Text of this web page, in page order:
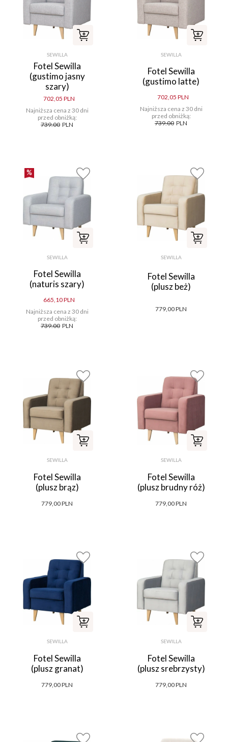
SEWILLA
Fotel Sewilla
(gustimo jasny
szary)
702,05 PLN
Najniższa cena z 30 dni
przed obniżką:
739.00 PLN
SEWILLA
Fotel Sewilla
(gustimo latte)
702,05 PLN
Najniższa cena z 30 dni
przed obniżką:
739.00 PLN
SEWILLA
Fotel Sewilla
(naturis szary)
665,10 PLN
Najniższa cena z 30 dni
przed obniżką:
739.00 PLN
SEWILLA
Fotel Sewilla
(plusz beż)
779,00 PLN
SEWILLA
Fotel Sewilla
(plusz brąz)
779,00 PLN
SEWILLA
Fotel Sewilla
(plusz brudny róż)
779,00 PLN
SEWILLA
Fotel Sewilla
(plusz granat)
779,00 PLN
SEWILLA
Fotel Sewilla
(plusz srebrzysty)
779,00 PLN